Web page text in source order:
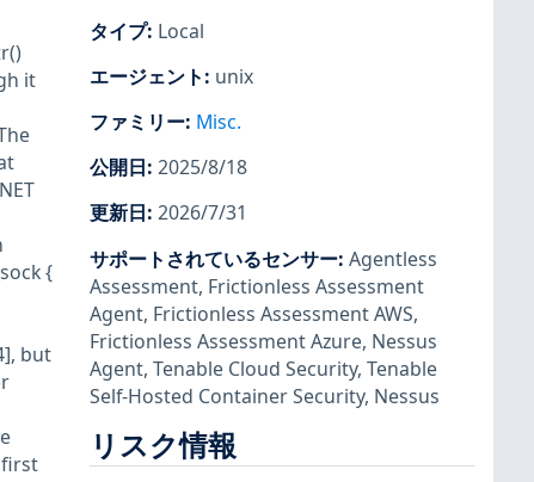
it
{
but
first
タイプ: Local
エージェント: unix
ファミリー: Misc.
公開日: 2025/8/18
更新日: 2026/7/31
サポートされているセンサー: Agentless
Assessment, Frictionless Assessment
Agent, Frictionless Assessment AWS,
Frictionless Assessment Azure, Nessus
Agent, Tenable Cloud Security, Tenable
Self-Hosted Container Security, Nessus
リスク情報